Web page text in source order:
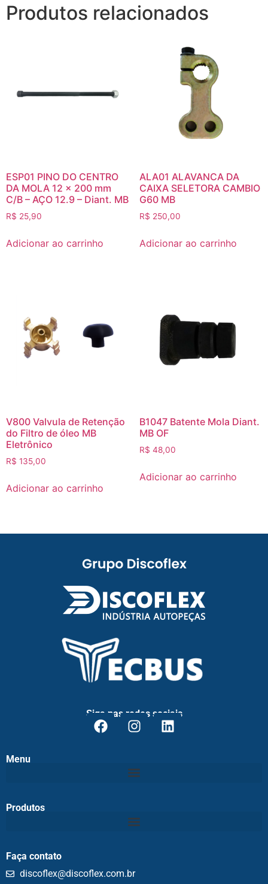
Produtos relacionados
ESP01 PINO DO CENTRO
DA MOLA 12 x 200 mm
C/B – AÇO 12.9 – Diant. MB
R$ 25,90
Adicionar ao carrinho
ALA01 ALAVANCA DA
CAIXA SELETORA CAMBIO
G60 MB
R$ 250,00
Adicionar ao carrinho
V800 Valvula de Retenção
do Filtro de óleo MB
Eletrônico
R$ 135,00
Adicionar ao carrinho
B1047 Batente Mola Diant.
MB OF
R$ 48,00
Adicionar ao carrinho
Siga nas redes sociais
Menu
Produtos
Faça contato
discoflex@discoflex.com.br